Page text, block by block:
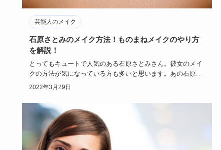
芸能人のメイク
石原さとみのメイク方法！ものまねメイクのやり方
を解説！
とってもキュートで人気のある石原さとみさん。彼女のメイ
クの方法が気になっている方も多いと思います。あの石原さ
とみフェイスに…
2022年3月29日